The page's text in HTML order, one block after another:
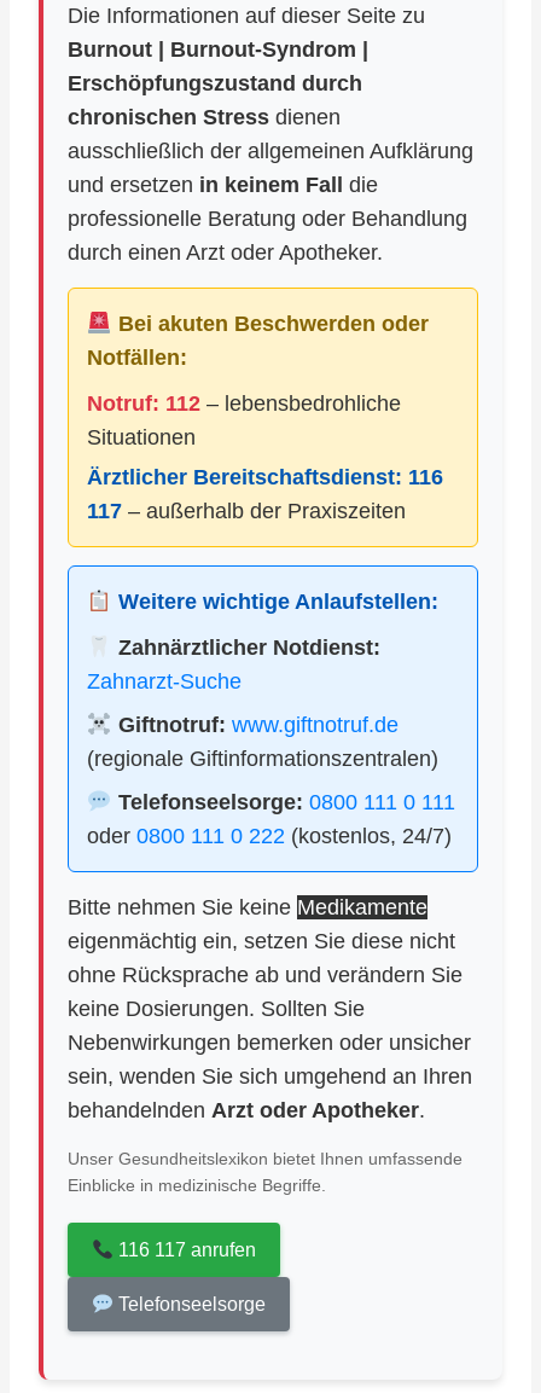
Die Informationen auf dieser Seite zu
Burnout | Burnout-Syndrom |
Erschöpfungszustand durch
chronischen Stress dienen
ausschließlich der allgemeinen Aufklärung
und ersetzen in keinem Fall
die
professionelle Beratung oder Behandlung
durch einen Arzt oder Apotheker.
Bei akuten Beschwerden oder
Notfällen:
Notruf: 112 – lebensbedrohliche
Situationen
Ärztlicher Bereitschaftsdienst: 116
117 – außerhalb der Praxiszeiten
Weitere wichtige Anlaufstellen:
Zahnärztlicher Notdienst:
Zahnarzt-Suche
Giftnotruf: www.giftnotruf.de
(regionale Giftinformationszentralen)
Telefonseelsorge: 0800 111 0 111
oder 0800 111 0 222 (kostenlos, 24/7)
Bitte nehmen Sie keine Medikamente
eigenmächtig ein, setzen Sie diese nicht
ohne Rücksprache ab und verändern Sie
keine Dosierungen. Sollten Sie
Nebenwirkungen bemerken oder unsicher
sein, wenden Sie sich umgehend an Ihren
behandelnden Arzt oder Apotheker.
Unser Gesundheitslexikon bietet Ihnen umfassende
Einblicke in medizinische Begriffe.
116 117 anrufen
Telefonseelsorge